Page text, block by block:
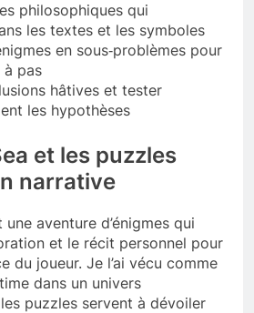
philosophiques qui
les textes et les symboles
en sous‑problèmes pour
à pas
hâtives et tester
les hypothèses
et les puzzles
narrative
aventure d’énigmes qui
et le récit personnel pour
du joueur. Je l’ai vécu comme
dans un univers
puzzles servent à dévoiler